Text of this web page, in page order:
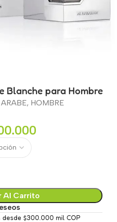
Blanche para Hombre
ARABE, HOMBRE
Al Carrito
$300.000 mil COP